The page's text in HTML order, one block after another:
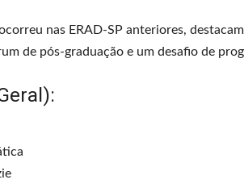
nas ERAD-SP anteriores,
de pós-graduação e um desafio de